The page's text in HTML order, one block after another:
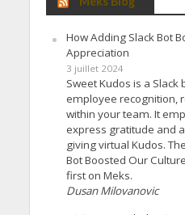
How Adding Slack Bot
Appreciation
3 juillet 2024
Sweet Kudos is a Slack
employee recognition,
within your team. It
express gratitude and
giving virtual Kudos.
Bot Boosted Our
first on Meks.
Dusan Milovanovic